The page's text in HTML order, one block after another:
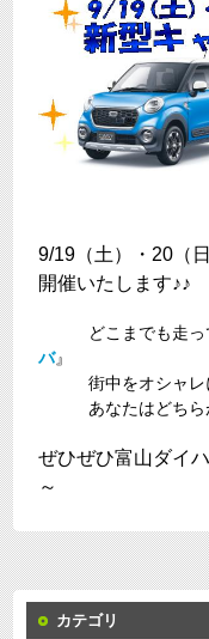
9/19（土）・20（
開催いたします♪♪
どこまでも走って
バ』
街中をオシャレ
あなたはどちら
ぜひぜひ富山ダイ
～
カテゴリ